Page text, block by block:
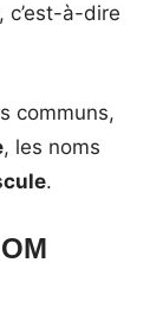
c’est-à-dire
communs,
, les noms
.